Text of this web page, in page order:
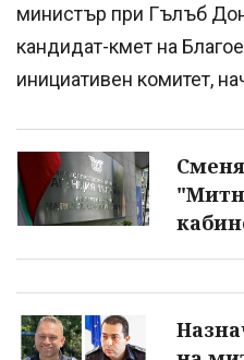
министър при Гълъб
кандидат-кмет на
инициативен комитет,